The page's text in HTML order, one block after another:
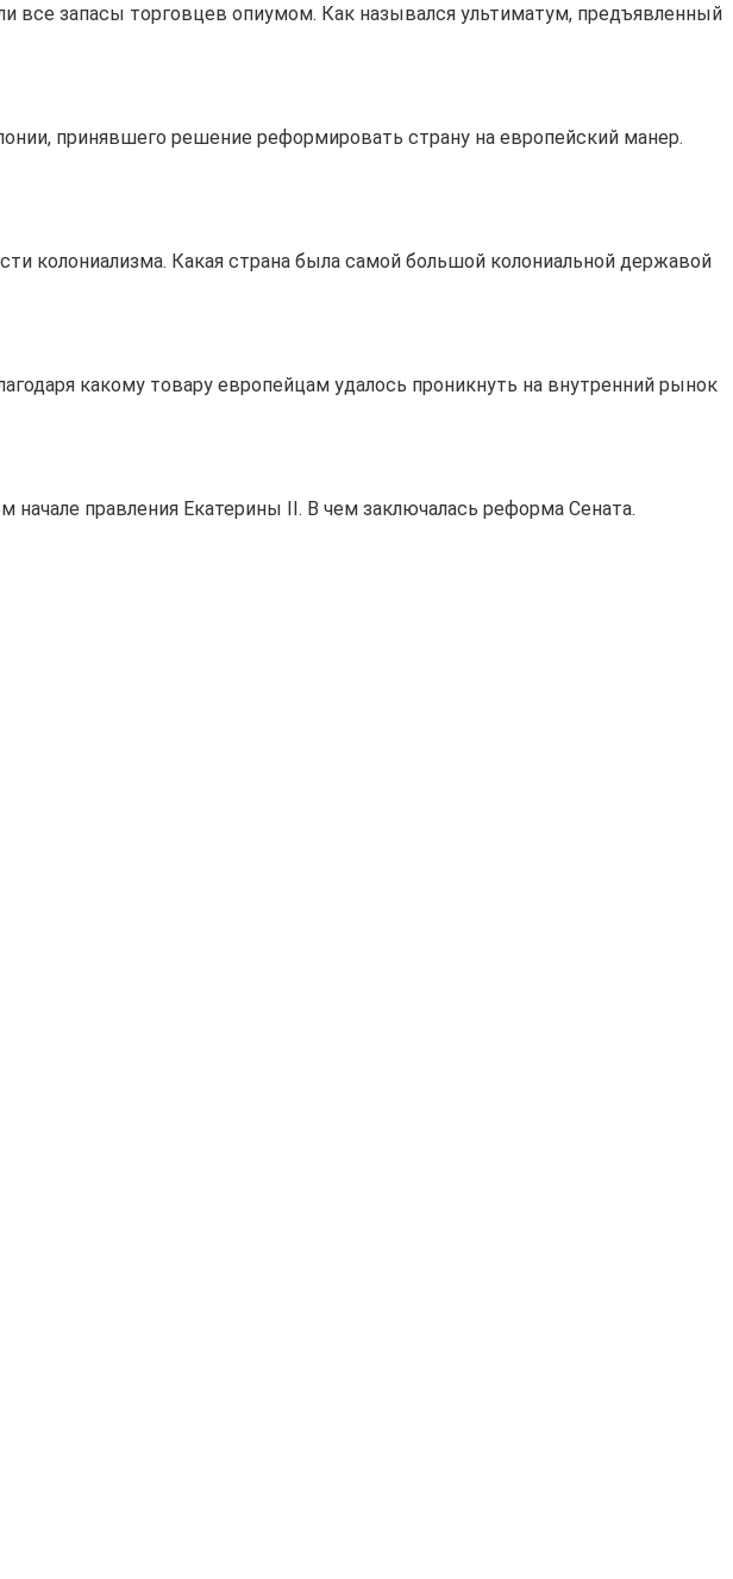
все запасы торговцев опиумом. Как назывался ультиматум, предъявленный
принявшего решение реформировать страну на европейский манер.
колониализма. Какая страна была самой большой колониальной державой
какому товару европейцам удалось проникнуть на внутренний рынок
начале правления Екатерины II. В чем заключалась реформа Сената.